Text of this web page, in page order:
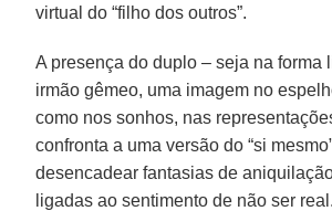
virtual do “filho dos outros”.
A presença do duplo – seja na forma
irmão gêmeo, uma imagem no
como nos sonhos, nas
confronta a uma versão do “si
desencadear fantasias de
ligadas ao sentimento de não ser